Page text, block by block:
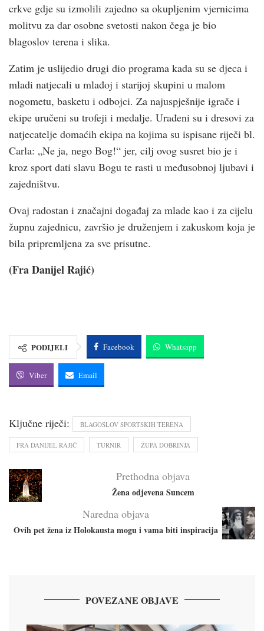
crkve gdje su izmolili zajedno sa okupljenim vjernicima
molitvu za dar osobne svetosti nakon čega je bio
blagoslov terena i slika.
Zatim je uslijedio drugi dio programa kada su se djeca i
mladi natjecali u mlađoj i starijoj skupini u malom
nogometu, basketu i odbojci. Za najuspješnije igrače i
ekipe uručeni su trofeji i medalje. Urađeni su i dresovi za
natjecatelje domaćih ekipa na kojima su ispisane riječi bl.
Carla: „Ne ja, nego Bog!“ jer, cilj ovog susret bio je i
kroz sport dati slavu Bogu te rasti u međusobnoj ljubavi i
zajedništvu.
Ovaj radostan i značajni događaj za mlade kao i za cijelu
župnu zajednicu, završio je druženjem i zakuskom koja je
bila pripremljena za sve prisutne.
(Fra Danijel Rajić)
PODIJELI Facebook Whatsapp
Viber Email
Ključne riječi: BLAGOSLOV SPORTSKIH TERENA
FRA DANIJEL RAJIĆ TURNIR ŽUPA DOBRINJA
Prethodna objava
Žena odjevena Suncem
Naredna objava
Ovih pet žena iz Holokausta mogu i vama biti inspiracija
POVEZANE OBJAVE